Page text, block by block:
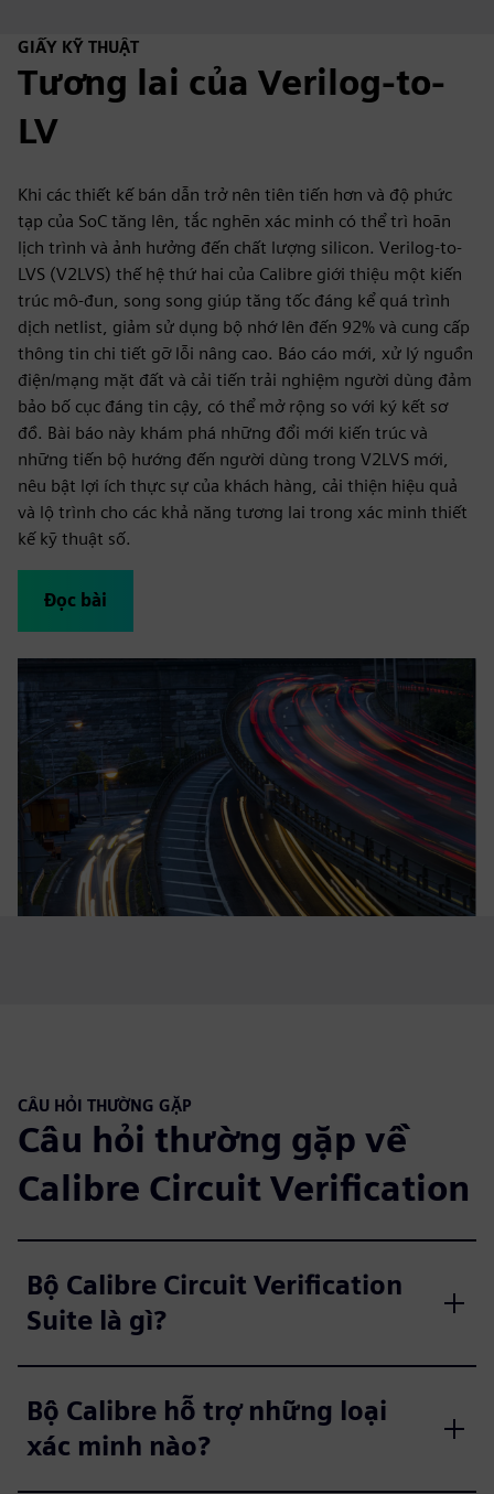
GIẤY KỸ THUẬT
Tương lai của Verilog-to-
LV
Khi các thiết kế bán dẫn trở nên tiên tiến hơn và độ phức
tạp của SoC tăng lên, tắc nghẽn xác minh có thể trì hoãn
lịch trình và ảnh hưởng đến chất lượng silicon. Verilog-to-
LVS (V2LVS) thế hệ thứ hai của Calibre giới thiệu một kiến
trúc mô-đun, song song giúp tăng tốc đáng kể quá trình
dịch netlist, giảm sử dụng bộ nhớ lên đến 92% và cung cấp
thông tin chi tiết gỡ lỗi nâng cao. Báo cáo mới, xử lý nguồn
điện/mạng mặt đất và cải tiến trải nghiệm người dùng đảm
bảo bố cục đáng tin cậy, có thể mở rộng so với ký kết sơ
đồ. Bài báo này khám phá những đổi mới kiến trúc và
những tiến bộ hướng đến người dùng trong V2LVS mới,
nêu bật lợi ích thực sự của khách hàng, cải thiện hiệu quả
và lộ trình cho các khả năng tương lai trong xác minh thiết
kế kỹ thuật số.
Đọc bài
CÂU HỎI THƯỜNG GẶP
Câu hỏi thường gặp về
Calibre Circuit Verification
Bộ Calibre Circuit Verification
Suite là gì?
Bộ Calibre hỗ trợ những loại
xác minh nào?